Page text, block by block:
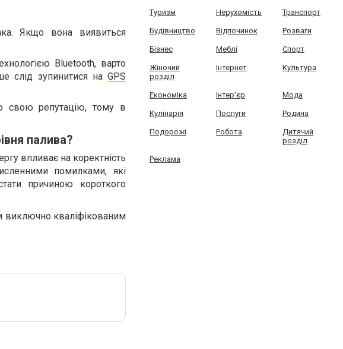
Якщо вона виявиться
Bluetooth, варто
слід зупинитися наGPS
свою репутацію, тому в
палива?
впливає на коректність
помилками, які
причиною короткого
виключно кваліфікованим
Туризм Нерухомість Транспорт
Будівництво Відпочинок Розваги
Бізнес Меблі Спорт
Жіночий
розділ
Інтернет Культура
Економіка Інтер'єр Мода
Кулінарія Послуги Родина
Подорожі Робота
Дитячий
розділ
Реклама